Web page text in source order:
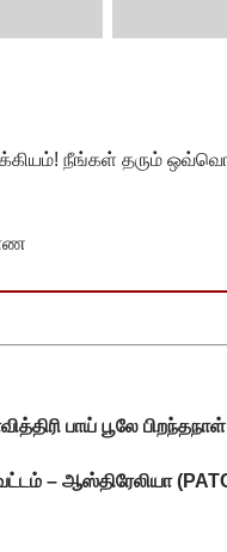
நீங்கள் தரும் ஒவ்வொரு
பாய் பூலே
– ஆஸ்திரேலியா